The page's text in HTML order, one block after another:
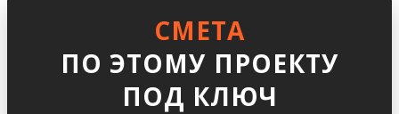
СМЕТА
ПО ЭТОМУ ПРОЕКТУ
ПОД КЛЮЧ